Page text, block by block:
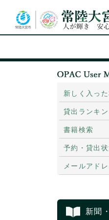
新しく入った
貸出ランキ
書籍検索
予約・貸出
メールアド
新聞